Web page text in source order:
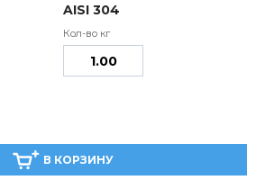
AISI 304
В КОРЗИНУ